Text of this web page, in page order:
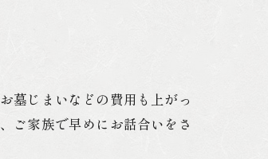
墓じまいなどの費用も上がっ
ご家族で早めにお話合いをさ